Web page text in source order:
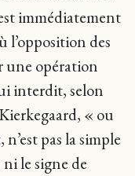
immédiatement
l’opposition des
une opération
interdit, selon
« ou
pas la simple
le signe de